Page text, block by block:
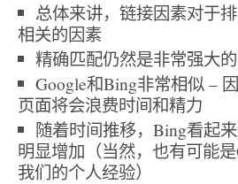
总体来讲，链接因素对于
相关的因素
精确匹配仍然是非常强大
Google和Bing非常相似 –
页面将会浪费时间和精力
随着时间推移，Bing看起
明显增加（当然，也有可能
我们的个人经验）